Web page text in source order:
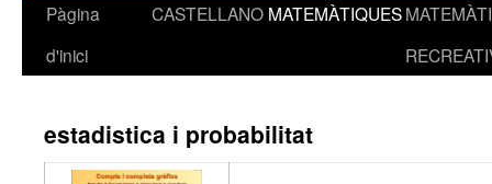
Vés
Pàgina
d'inici
CASTELLANO MATEMÀTIQUES
estadistica i probabilitat